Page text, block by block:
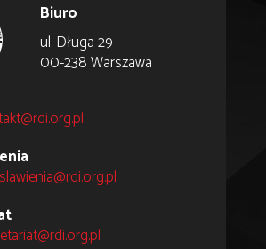
Biuro
ul. Długa 29
00-238 Warszawa